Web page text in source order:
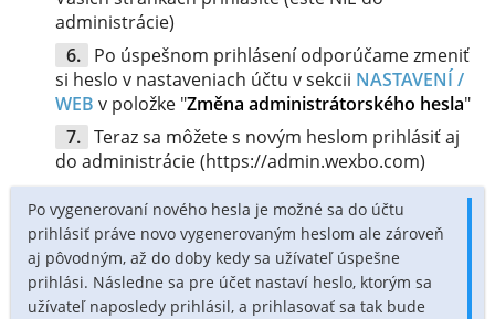
administrácie)
Po úspešnom prihlásení odporúčame zmeniť
si heslo v nastaveniach účtu v sekcii NASTAVENÍ /
WEB v položke "Změna administrátorského hesla"
Teraz sa môžete s novým heslom prihlásiť aj
do administrácie (https://admin.wexbo.com)
Po vygenerovaní nového hesla je možné sa do účtu
prihlásiť práve novo vygenerovaným heslom ale zároveň
aj pôvodným, až do doby kedy sa užívateľ úspešne
prihlási. Následne sa pre účet nastaví heslo, ktorým sa
užívateľ naposledy prihlásil, a prihlasovať sa tak bude